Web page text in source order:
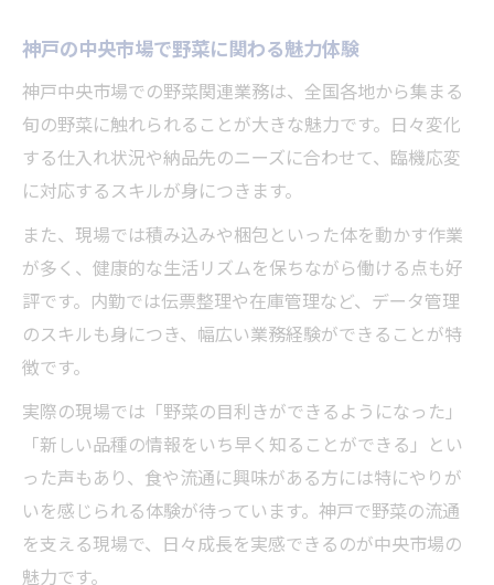
神戸中央市場で得られるワークライフバランス
神戸中央市場は午後も充実できる勤務体系
野菜市場で叶うプライベート重視の働き方
青果求人で実現するワークライフバランス
とは
神戸本場の市場勤務が家庭や趣味に役立つ
理由
早朝勤務で午後にゆとりが持てる青果市場
生活
神戸の中央市場で野菜に関わる魅力体験
神戸中央市場での野菜関連業務は、全国各地から集まる
旬の野菜に触れられることが大きな魅力です。日々変化
する仕入れ状況や納品先のニーズに合わせて、臨機応変
に対応するスキルが身につきます。
また、現場では積み込みや梱包といった体を動かす作業
が多く、健康的な生活リズムを保ちながら働ける点も好
評です。内勤では伝票整理や在庫管理など、データ管理
のスキルも身につき、幅広い業務経験ができることが特
徴です。
実際の現場では「野菜の目利きができるようになった」
「新しい品種の情報をいち早く知ることができる」とい
った声もあり、食や流通に興味がある方には特にやりが
いを感じられる体験が待っています。神戸で野菜の流通
を支える現場で、日々成長を実感できるのが中央市場の
魅力です。